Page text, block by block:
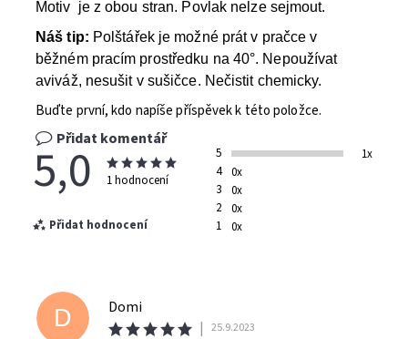
Motiv je z obou stran. Povlak nelze sejmout.
Náš tip: Polštářek je možné prát v pračce v
běžném pracím prostředku na 40°. Nepoužívat
aviváž, nesušit v sušičce. Nečistit chemicky.
Buďte první, kdo napíše příspěvek k této položce.
Přidat komentář
5,0 1 hodnocení
Přidat hodnocení
5
1x
4
0x
3
0x
2
0x
1
0x
D
Domi
| 25.9.2023